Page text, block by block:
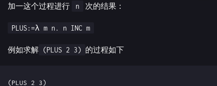
加一这个过程进行 n 次的结果：
PLUS:=λ m n. n INC m
例如求解 (PLUS 2 3) 的过程如下
(PLUS 2 3)